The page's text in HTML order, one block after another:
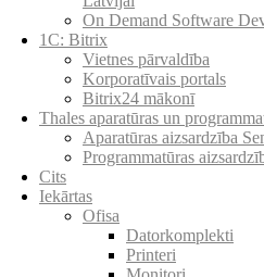
On Demand Software
1C: Bitrix
Vietnes pārvaldība
Korporatīvais portals
Bitrix24 mākonī
Thales aparatūras un
Aparatūras aizsardzība
Programmatūras
Cits
Iekārtas
Ofisa
Datorkomplekti
Printeri